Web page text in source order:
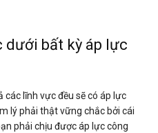
dưới bất kỳ áp lực
lĩnh vực đều sẽ có áp lực
lý phải thật vững chắc bởi cái
phải chịu được áp lực công